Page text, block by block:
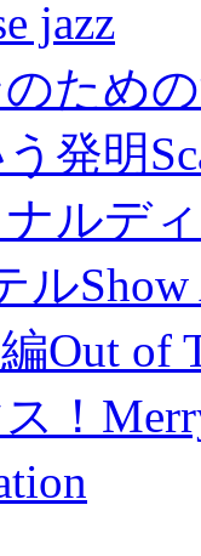
jazz
ため
発明
ルデ
ル
Out of
！